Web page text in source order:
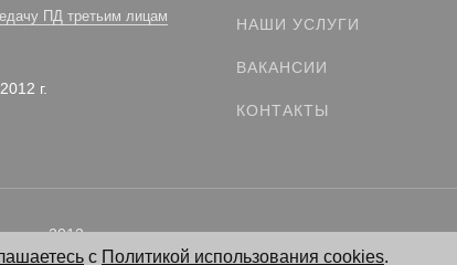
ПД третьим лицам
г.
НАШИ УСЛУГИ
ВАКАНСИИ
КОНТАКТЫ
с 2012 г.
с Политикой использования cookies.